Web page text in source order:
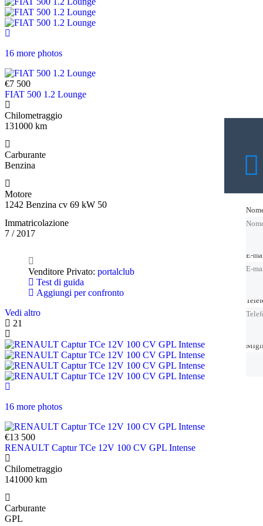
16 more photos
€7 500
FIAT 500 1.2 Lounge
Chilometraggio
131000 km
Carburante
Benzina
Motore
1242 Benzina cv 69 kW 50
Immatricolazione
7 / 2017
Venditore Privato: portalclub
Test di guida
Aggiungi per confronto
Vedi altro
21
16 more photos
€13 500
RENAULT Captur TCe 12V 100 CV GPL Intense
Chilometraggio
141000 km
Carburante
GPL
E-
E-
E-